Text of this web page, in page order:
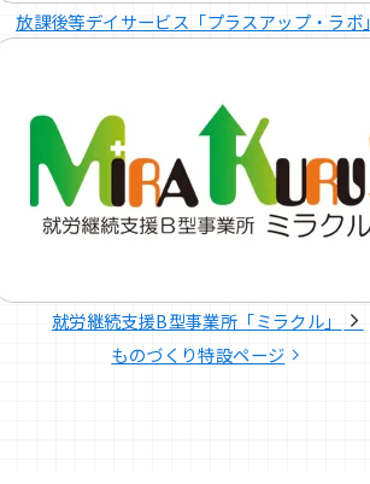
放課後等デイサービス「プラスアップ・ラボ」
就労継続支援B型事業所「ミラクル」
ものづくり特設ページ